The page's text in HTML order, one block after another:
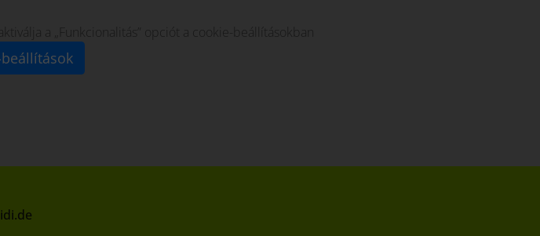
a „Funkcionalitás” opciót a cookie-beállításokban